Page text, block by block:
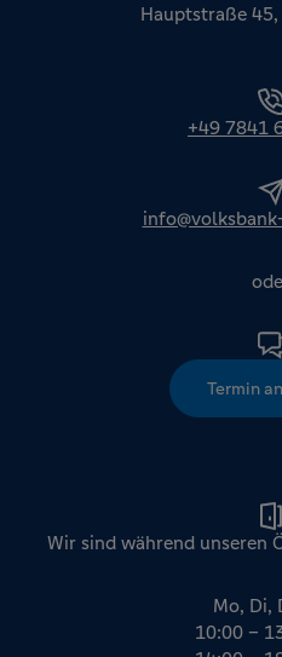
Hauptstraße
+49 7841
Termin
Wir sind während unseren
Mo, Di,
10:00 –